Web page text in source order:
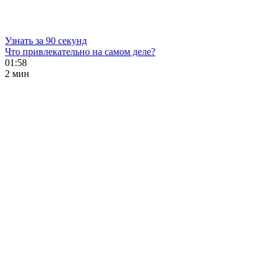
Узнать за 90 секунд
Что привлекательно на самом деле?
01:58
2 мин